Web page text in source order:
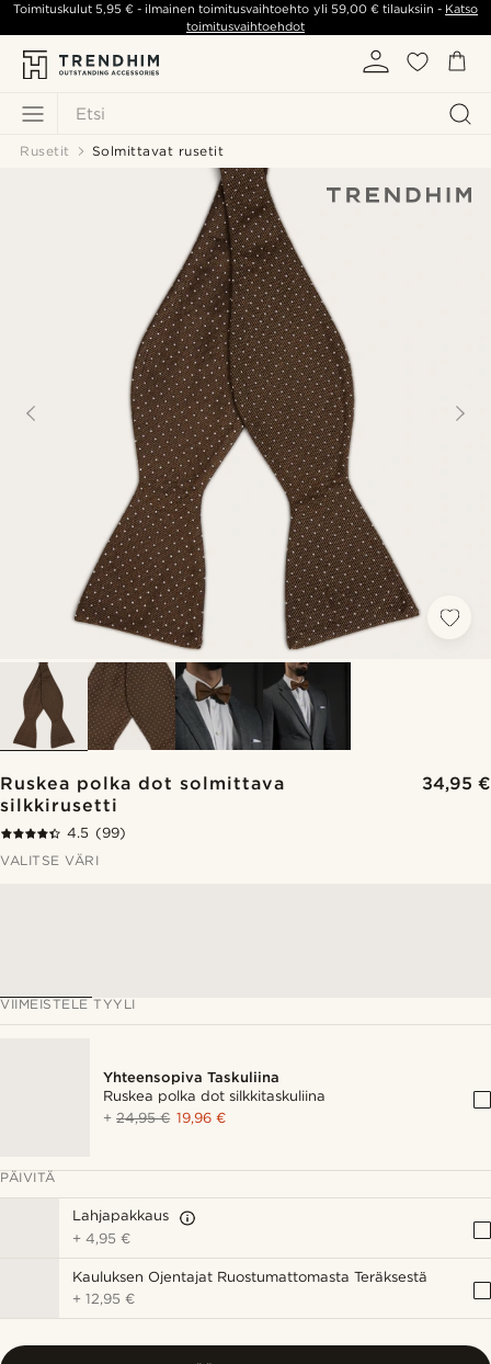
Etsi
Toimituskulut5,95 € - ilmainen toimitusvaihtoehto yli 59,00 €tilauksiin - Katso
toimitusvaihtoehdot
Rusetit Solmittavat rusetit
Ruskea polka dot solmittava
silkkirusetti
34,95 €
4.5 (99)
VALITSE VÄRI
VIIMEISTELE TYYLI
Yhteensopiva Taskuliina
Ruskea polka dot silkkitaskuliina
+24,95 € 19,96 €
PÄIVITÄ
Lahjapakkaus
+4,95 €
Kauluksen Ojentajat Ruostumattomasta Teräksestä
+12,95 €